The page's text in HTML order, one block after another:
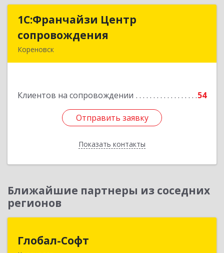
1С:Франчайзи Центр
сопровождения
Кореновск
Клиентов на сопровождении 54
Отправить заявку
Показать контакты
1С:Франчайзи Центр
Отправить заявку
Назад
Ближайшие партнеры из соседних
регионов
Глобал-Софт